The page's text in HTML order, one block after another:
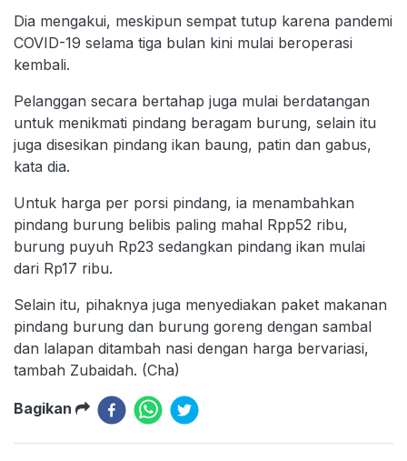
Dia mengakui, meskipun sempat tutup karena pandemi
COVID-19 selama tiga bulan kini mulai beroperasi
kembali.
Pelanggan secara bertahap juga mulai berdatangan
untuk menikmati pindang beragam burung, selain itu
juga disesikan pindang ikan baung, patin dan gabus,
kata dia.
Untuk harga per porsi pindang, ia menambahkan
pindang burung belibis paling mahal Rpp52 ribu,
burung puyuh Rp23 sedangkan pindang ikan mulai
dari Rp17 ribu.
Selain itu, pihaknya juga menyediakan paket makanan
pindang burung dan burung goreng dengan sambal
dan lalapan ditambah nasi dengan harga bervariasi,
tambah Zubaidah. (Cha)
Bagikan